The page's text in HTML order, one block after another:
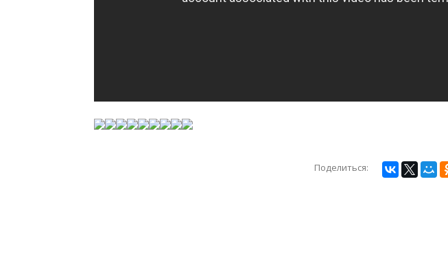
Поделиться: